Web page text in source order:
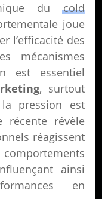
du cold
joue
l’efficacité des
mécanismes
est essentiel
, surtout
pression est
récente révèle
réagissent
ainsi
en